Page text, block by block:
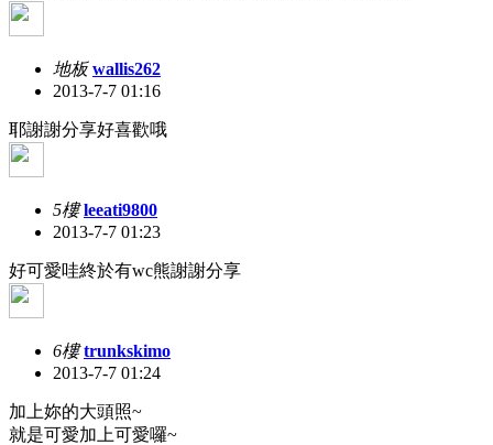
地板 wallis262
2013-7-7 01:16
耶謝謝分享好喜歡哦
5樓 leeati9800
2013-7-7 01:23
好可愛哇終於有wc熊謝謝分享
6樓 trunkskimo
2013-7-7 01:24
加上妳的大頭照~
就是可愛加上可愛囉~